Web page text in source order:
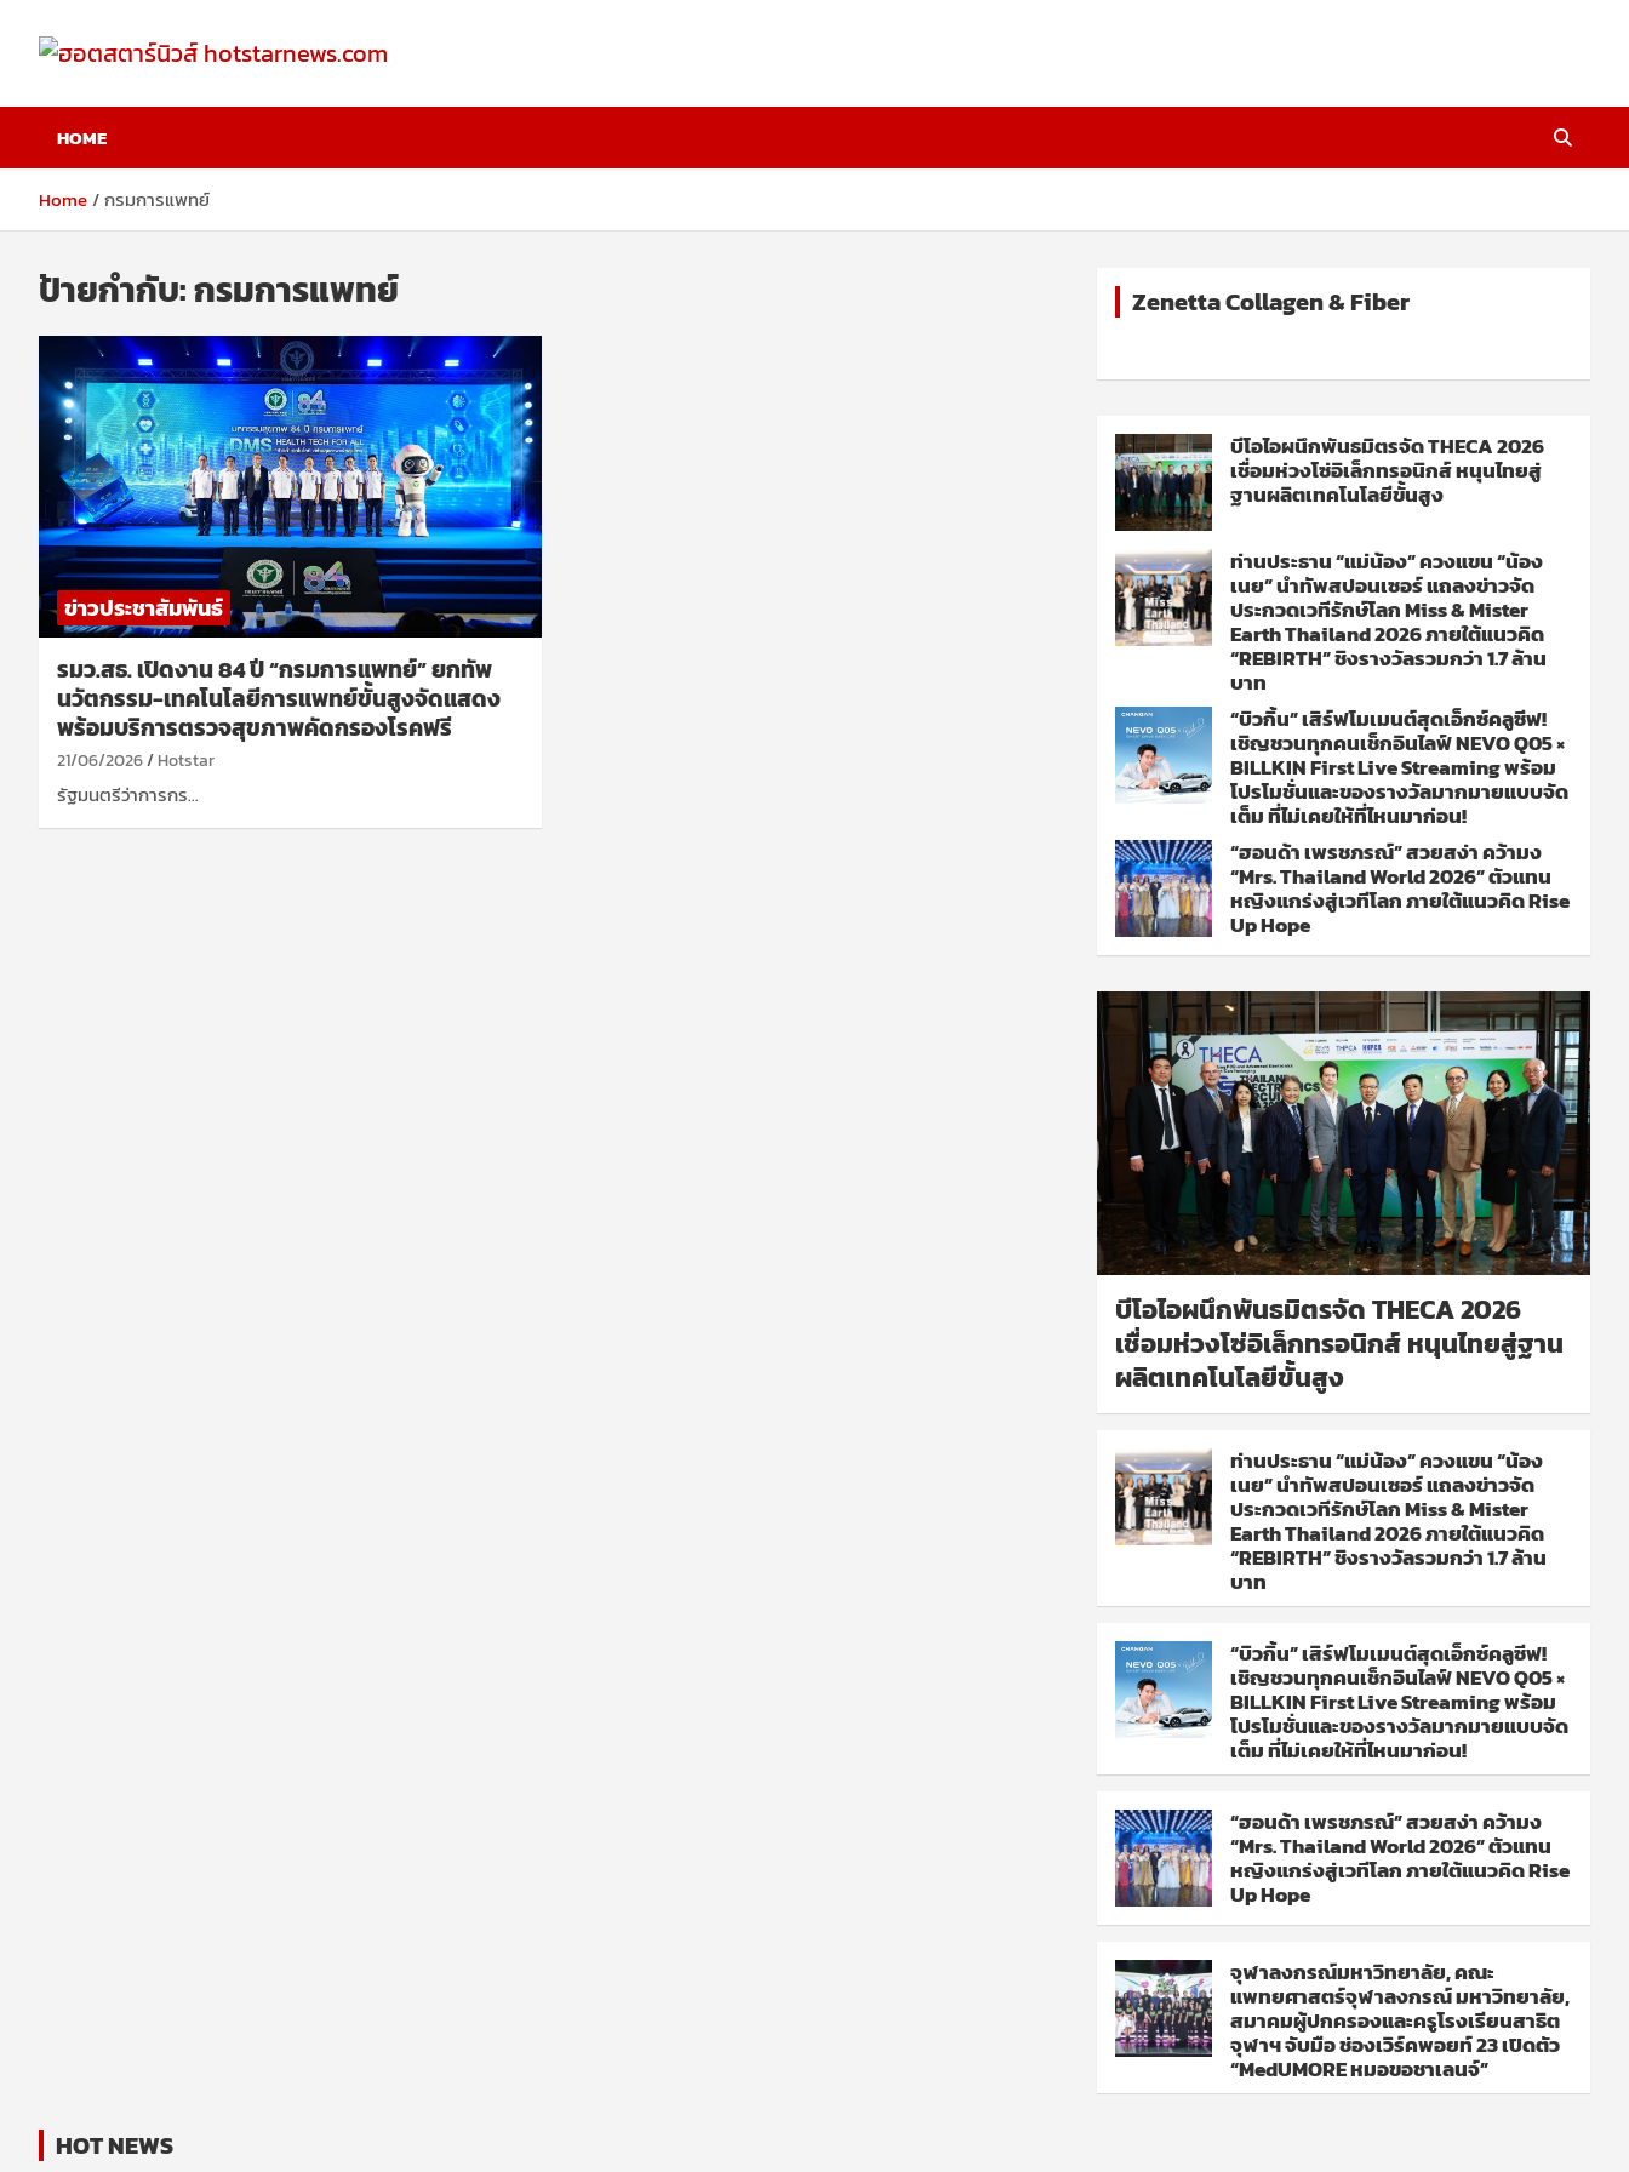
content
ฮอตสตาร์นิวส์
hotstarnews.com
HOME
Home กรมการแพทย์
ป้ายกำกับ:กรมการแพทย์
ข่าวประชาสัมพันธ์
รมว.สธ. เปิดงาน 84 ปี “กรมการแพทย์” ยกทัพ
นวัตกรรม-เทคโนโลยีการแพทย์ขั้นสูงจัดแสดง
พร้อมบริการตรวจสุขภาพคัดกรองโรคฟรี
21/06/2026 Hotstar
รัฐมนตรีว่าการกร…
Zenetta Collagen & Fiber
บีโอไอผนึกพันธมิตรจัด THECA 2026
เชื่อมห่วงโซ่อิเล็กทรอนิกส์ หนุนไทยสู่
ฐานผลิตเทคโนโลยีขั้นสูง
ท่านประธาน “แม่น้อง” ควงแขน “น้อง
เนย” นำทัพสปอนเซอร์ แถลงข่าวจัด
ประกวดเวทีรักษ์โลก Miss & Mister
Earth Thailand 2026 ภายใต้แนวคิด
“REBIRTH” ชิงรางวัลรวมกว่า 1.7 ล้าน
บาท
“บิวกิ้น” เสิร์ฟโมเมนต์สุดเอ็กซ์คลูซีฟ!
เชิญชวนทุกคนเช็กอินไลฟ์ NEVO Q05 ×
BILLKIN First Live Streaming พร้อม
โปรโมชั่นและของรางวัลมากมายแบบจัด
เต็ม ที่ไม่เคยให้ที่ไหนมาก่อน!
“ฮอนด้า เพรชภรณ์” สวยสง่า คว้ามง
“Mrs. Thailand World 2026” ตัวแทน
หญิงแกร่งสู่เวทีโลก ภายใต้แนวคิด Rise
Up Hope
บีโอไอผนึกพันธมิตรจัด THECA 2026
เชื่อมห่วงโซ่อิเล็กทรอนิกส์ หนุนไทยสู่ฐาน
ผลิตเทคโนโลยีขั้นสูง
ท่านประธาน “แม่น้อง” ควงแขน “น้อง
เนย” นำทัพสปอนเซอร์ แถลงข่าวจัด
ประกวดเวทีรักษ์โลก Miss & Mister
Earth Thailand 2026 ภายใต้แนวคิด
“REBIRTH” ชิงรางวัลรวมกว่า 1.7 ล้าน
บาท
“บิวกิ้น” เสิร์ฟโมเมนต์สุดเอ็กซ์คลูซีฟ!
เชิญชวนทุกคนเช็กอินไลฟ์ NEVO Q05 ×
BILLKIN First Live Streaming พร้อม
โปรโมชั่นและของรางวัลมากมายแบบจัด
เต็ม ที่ไม่เคยให้ที่ไหนมาก่อน!
“ฮอนด้า เพรชภรณ์” สวยสง่า คว้ามง
“Mrs. Thailand World 2026” ตัวแทน
หญิงแกร่งสู่เวทีโลก ภายใต้แนวคิด Rise
Up Hope
จุฬาลงกรณ์มหาวิทยาลัย, คณะ
แพทยศาสตร์จุฬาลงกรณ์ มหาวิทยาลัย,
สมาคมผู้ปกครองและครูโรงเรียนสาธิต
จุฬาฯ จับมือ ช่องเวิร์คพอยท์ 23 เปิดตัว
“MedUMORE หมอขอชาเลนจ์”
HOT NEWS